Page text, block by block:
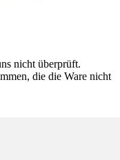
nicht überprüft.
die die Ware nicht